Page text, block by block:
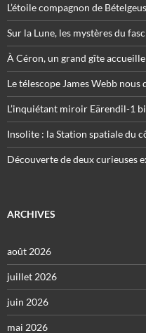
L’étoile compagnon de
Sur la Lune, les mystères du
À Céron, un grand gîte
Le télescope James Webb
L’inquiétant miroir Eärendil-1
Insolite : la Station spatiale du
Découverte de deux curieuses
ARCHIVES
août 2026
juillet 2026
juin 2026
mai 2026